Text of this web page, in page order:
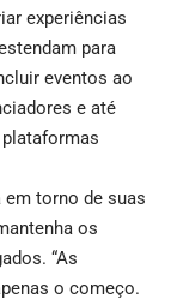
experiências
para
eventos ao
e até
torno de suas
os
“As
o começo.